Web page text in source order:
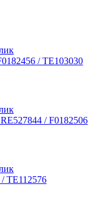
/ TE103030
/ F0182506
TE112576